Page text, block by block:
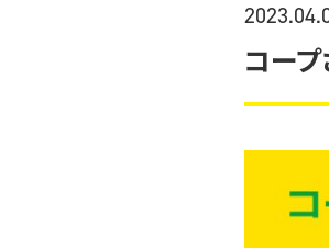
コープ